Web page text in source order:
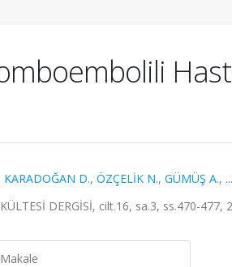
KARADOĞAN D., ÖZÇELİK N., GÜMÜŞ A.,
DERGİSİ, cilt.16, sa.3, ss.470-477,